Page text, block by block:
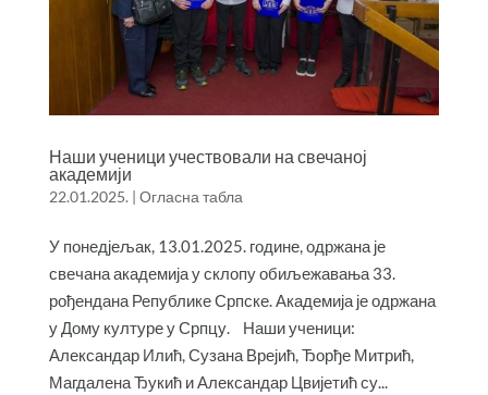
Наши ученици учествовали на свечаној
академији
22.01.2025. | Огласна табла
У понедјељак, 13.01.2025. године, одржана је
свечана академија у склопу обиљежавања 33.
рођендана Републике Српске. Академија је одржана
у Дому културе у Српцу. Наши ученици:
Александар Илић, Сузана Врејић, Ђорђе Митрић,
Магдалена Ђукић и Александар Цвијетић су...